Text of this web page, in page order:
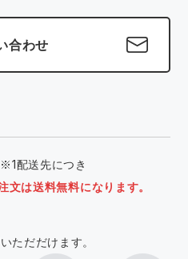
合わせ
配送先につき
は送料無料になります。
ただだけます。